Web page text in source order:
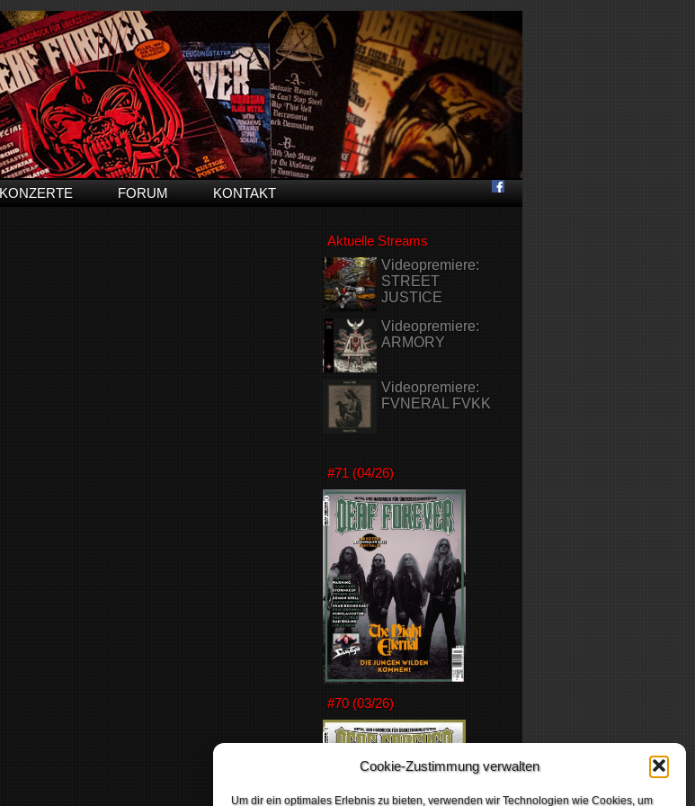
Cookie-Zustimmung verwalten
Um dir ein optimales Erlebnis zu bieten, verwenden wir Technologien wie Cookies, um
KONZERTE FORUM KONTAKT
Aktuelle Streams
Videopremiere:
STREET
JUSTICE
Videopremiere:
ARMORY
Videopremiere:
FVNERAL FVKK
#71 (04/26)
#70 (03/26)